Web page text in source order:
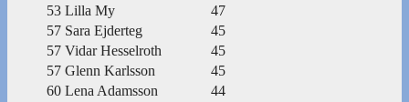
53 Lilla My
47
57 Sara Ejderteg
45
57 Vidar Hesselroth
45
57 Glenn Karlsson
45
60 Lena Adamsson
44